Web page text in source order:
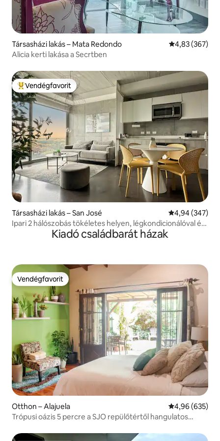
Társasházi lakás – Mata Redondo Átlagos
4,83 (367)
Alicia kerti lakása a Secrtben
Kiemelt vendégfavorit
Vendégfavorit
Társasházi lakás – San José Átlagos
4,94 (347)
Ipari 2 hálószobás tökéletes helyen, légkondicionálóval és
naplementére néző kilátással
Kiadó családbarát házak
Vendégfavorit
Vendégfavorit
Otthon – Alajuela Átlagos
4,96 (635)
Trópusi oázis 5 percre a SJO repülőtértől hangulatos